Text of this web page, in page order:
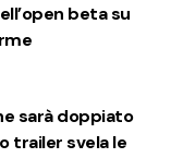
beta su
sarà doppiato
trailer svela le